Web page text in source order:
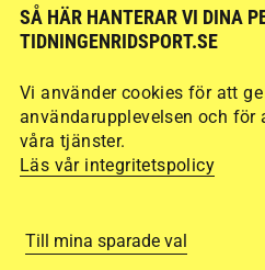
SÅ HÄR HANTERAR VI DINA
TIDNINGENRIDSPORT.SE
Vi använder cookies för att
användarupplevelsen och
våra tjänster.
Läs vår integritetspolicy
Till mina sparade val